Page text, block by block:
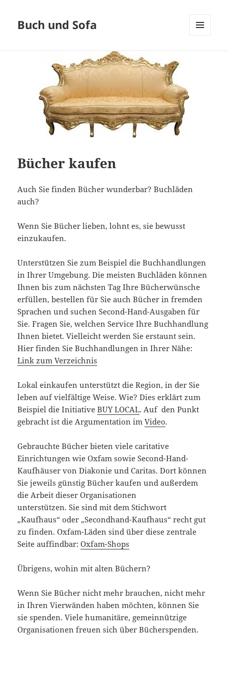
Buch und Sofa
Bücher kaufen
Auch Sie finden Bücher wunderbar? Buchläden
auch?
Wenn Sie Bücher lieben, lohnt es, sie bewusst
einzukaufen.
Unterstützen Sie zum Beispiel die Buchhandlungen
in Ihrer Umgebung. Die meisten Buchläden können
Ihnen bis zum nächsten Tag Ihre Bücherwünsche
erfüllen, bestellen für Sie auch Bücher in fremden
Sprachen und suchen Second-Hand-Ausgaben für
Sie. Fragen Sie, welchen Service Ihre Buchhandlung
Ihnen bietet. Vielleicht werden Sie erstaunt sein.
Hier finden Sie Buchhandlungen in Ihrer Nähe:
Link zum Verzeichnis
Lokal einkaufen unterstützt die Region, in der Sie
leben auf vielfältige Weise. Wie? Dies erklärt zum
Beispiel die InitiativeBUY LOCAL. Auf den Punkt
gebracht ist die Argumentation imVideo.
Gebrauchte Bücher bieten viele caritative
Einrichtungen wie Oxfam sowie Second-Hand-
Kaufhäuser von Diakonie und Caritas. Dort können
Sie jeweils günstig Bücher kaufen und außerdem
die Arbeit dieser Organisationen
unterstützen. Sie sind mit dem Stichwort
„Kaufhaus“ oder „Secondhand-Kaufhaus“ recht gut
zu finden. Oxfam-Läden sind über diese zentrale
Seite auffindbar:Oxfam-Shops
Übrigens, wohin mit alten Büchern?
Wenn Sie Bücher nicht mehr brauchen, nicht mehr
in Ihren Vierwänden haben möchten, können Sie
sie spenden. Viele humanitäre, gemeinnützige
Organisationen freuen sich über Bücherspenden.